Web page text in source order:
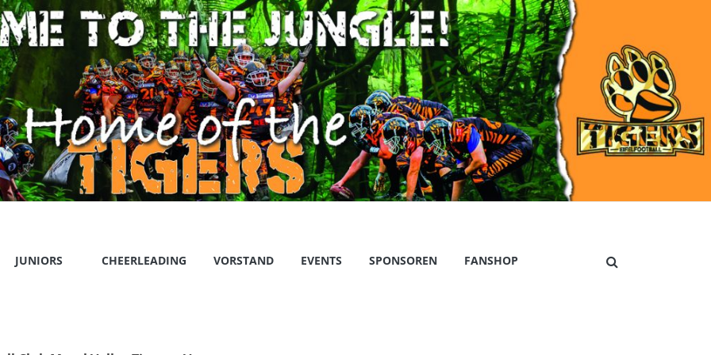
JUNIORS CHEERLEADING VORSTAND EVENTS SPONSOREN FANSHOP